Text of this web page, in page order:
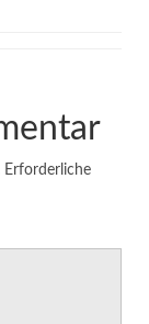
Erforderliche